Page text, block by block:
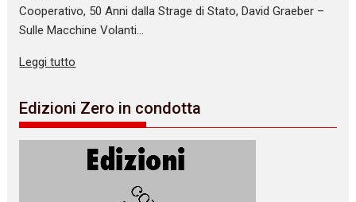
Cooperativo, 50 Anni dalla Strage di Stato, David Graeber –
Sulle Macchine Volanti…
Leggi tutto
Edizioni Zero in condotta